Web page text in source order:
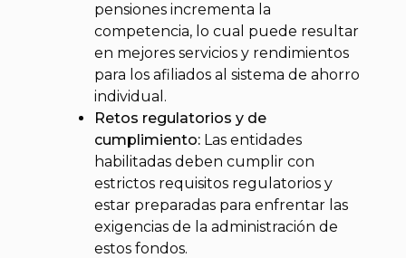
pensiones incrementa la
competencia, lo cual puede resultar
en mejores servicios y rendimientos
para los afiliados al sistema de ahorro
individual.
Retos regulatorios y de
cumplimiento: Las entidades
habilitadas deben cumplir con
estrictos requisitos regulatorios y
estar preparadas para enfrentar las
exigencias de la administración de
estos fondos.